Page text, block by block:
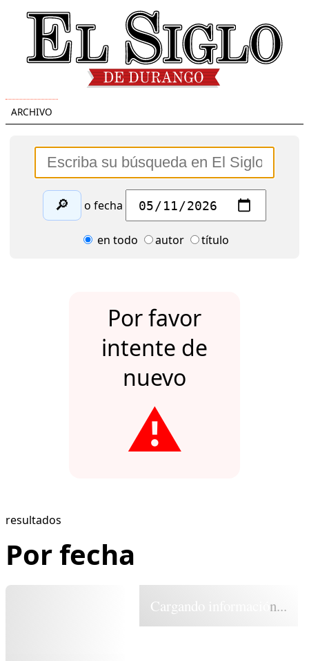
ARCHIVO
🔎 o fecha
en todo autor título
Por favor
intente de
nuevo
⚠️
resultados
Por fecha
Cargando información...